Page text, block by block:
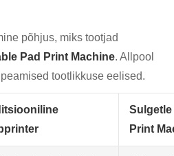
põhjus, miks tootjad
Pad Print Machine. Allpool
tootlikkuse eelised.
Sulgetle
Print